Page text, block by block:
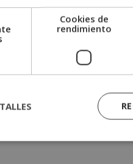
es una actividad
son importantes. Este
terapias para adultos.
y niñas entienden el
de por sí. De esta
principios de una
a una persona
Cookies de
rendimiento